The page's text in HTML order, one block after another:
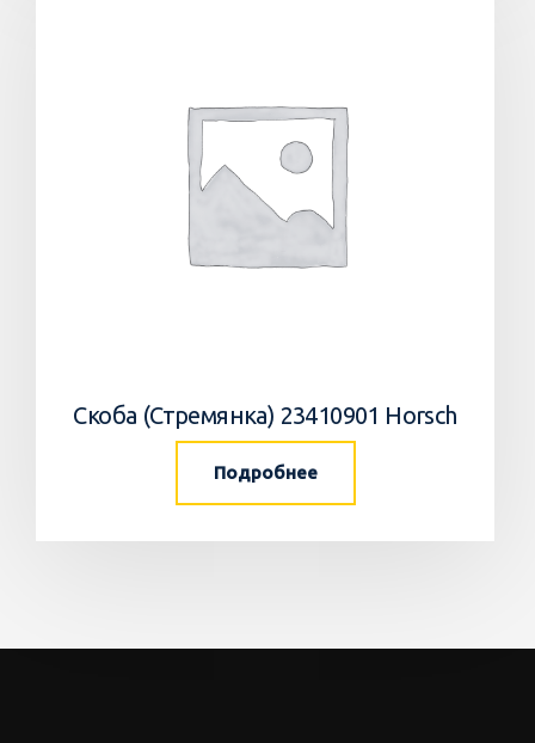
Скоба (Стремянка) 23410901 Horsch
Подробнее